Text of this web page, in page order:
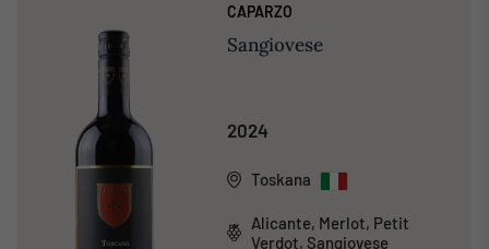
CAPARZO
Sangiovese
2024
Toskana
Alicante, Merlot, Petit
Verdot, Sangiovese